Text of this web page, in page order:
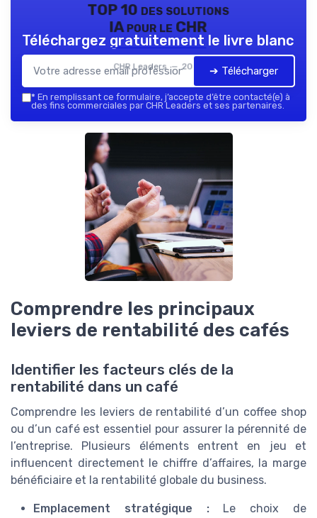
TOP 10 des solutions
IA pour le CHR
CHR Leaders — 2026
Téléchargez gratuitement le livre blanc
➔ Télécharger
* En remplissant ce formulaire, j’accepte d’être contacté(e) à
des fins commerciales par CHR Leaders et ses partenaires.
Comprendre les principaux
leviers de rentabilité des cafés
Identifier les facteurs clés de la
rentabilité dans un café
Comprendre les leviers de rentabilité d’un coffee shop
ou d’un café est essentiel pour assurer la pérennité de
l’entreprise. Plusieurs éléments entrent en jeu et
influencent directement le chiffre d’affaires, la marge
bénéficiaire et la rentabilité globale du business.
Emplacement stratégique :Le choix de